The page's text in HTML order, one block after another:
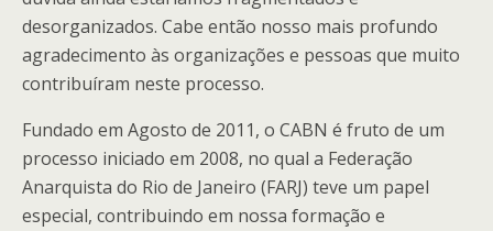
desorganizados. Cabe então nosso mais profundo
agradecimento às organizações e pessoas que muito
contribuíram neste processo.
Fundado em Agosto de 2011, o CABN é fruto de um
processo iniciado em 2008, no qual a Federação
Anarquista do Rio de Janeiro (FARJ) teve um papel
especial, contribuindo em nossa formação e